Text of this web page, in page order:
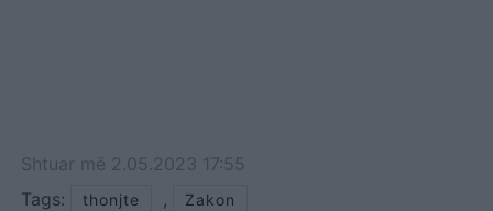
Shtuar më 2.05.2023 17:55
Tags:
thonjte , Zakon